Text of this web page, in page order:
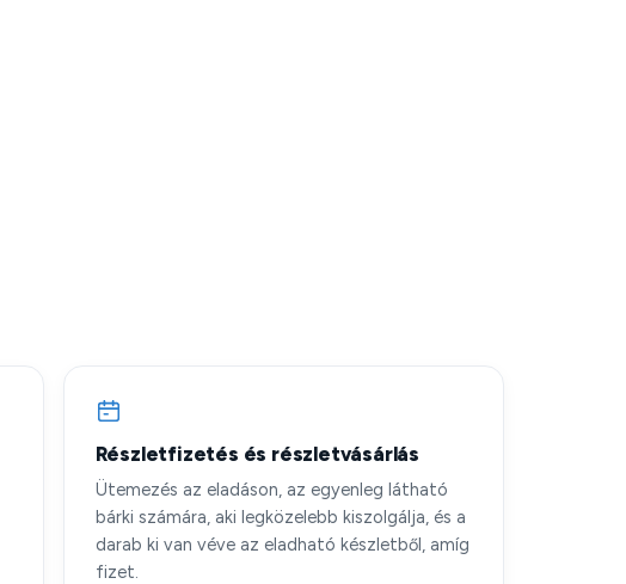
Részletfizetés és részletvásárlás
Ütemezés az eladáson, az egyenleg látható
bárki számára, aki legközelebb kiszolgálja, és a
darab ki van véve az eladható készletből, amíg
fizet.